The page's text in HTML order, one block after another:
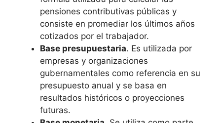
pensiones contributivas públicas y
consiste en promediar los últimos años
cotizados por el trabajador.
Base presupuestaria. Es utilizada por
empresas y organizaciones
gubernamentales como referencia en su
presupuesto anual y se basa en
resultados históricos o proyecciones
futuras.